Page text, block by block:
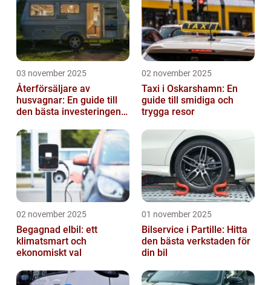
03 november 2025
Återförsäljare av
husvagnar: En guide till
den bästa investeringen
02 november 2025
Taxi i Oskarshamn: En
guide till smidiga och
trygga resor
02 november 2025
Begagnad elbil: ett
klimatsmart och
ekonomiskt val
01 november 2025
Bilservice i Partille: Hitta
den bästa verkstaden för
din bil